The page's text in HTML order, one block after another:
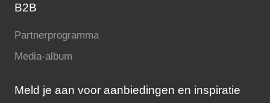
B2B
Partnerprogramma
Media-album
Meld je aan voor aanbiedingen en inspiratie